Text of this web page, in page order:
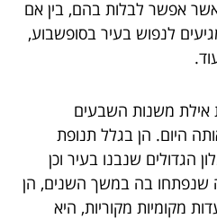
אשר אפשר לבלות בהם, בין אם
לנפוש בעיר בסופשבוע,
אילת משנות השבעים
היום. הן בגלל תנופת
הגדולים שנבנו בעיר וכן
שנפתחו בה במשך השנים, הן
מקומיות מקוריות, היא